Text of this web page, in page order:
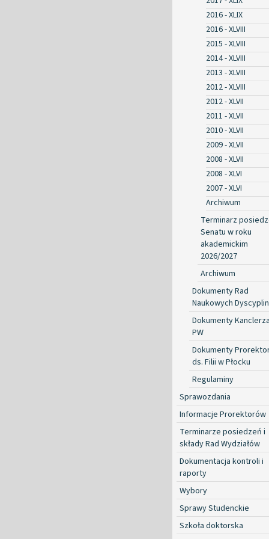
2016 - XLIX
2016 - XLVIII
2015 - XLVIII
2014 - XLVIII
2013 - XLVIII
2012 - XLVIII
2012 - XLVII
2011 - XLVII
2010 - XLVII
2009 - XLVII
2008 - XLVII
2008 - XLVI
2007 - XLVI
Archiwum
Terminarz
Senatu w roku
akademickim
2026/2027
Archiwum
Dokumenty Rad
Naukowych Dyscyplin
Dokumenty
PW
Dokumenty
ds. Filii w Płocku
Regulaminy
Sprawozdania
Informacje Prorektorów
Terminarze posiedzeń i
składy Rad Wydziałów
Dokumentacja kontroli i
raporty
Wybory
Sprawy Studenckie
Szkoła doktorska